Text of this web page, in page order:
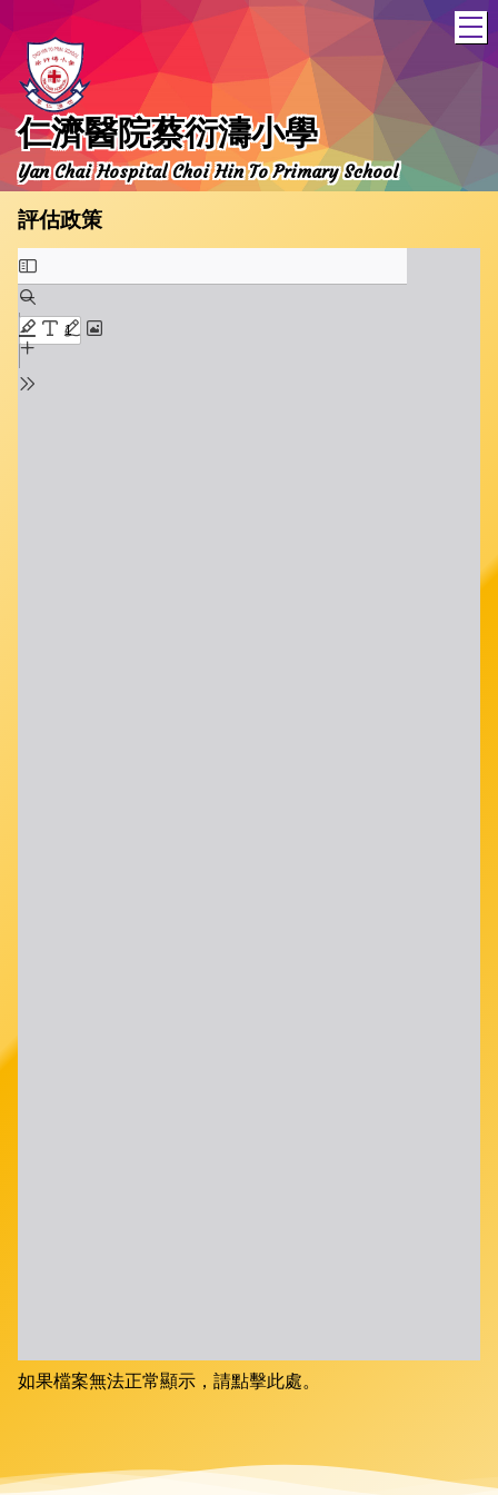
仁濟醫院蔡衍濤小學
Yan Chai Hospital Choi Hin To Primary School
評估政策
如果檔案無法正常顯示，請點擊此處。